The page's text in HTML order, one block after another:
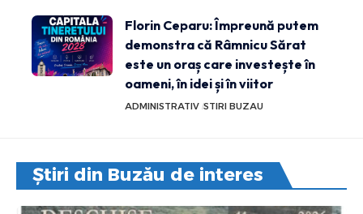
Florin Ceparu: Împreună putem
demonstra că Râmnicu Sărat
este un oraș care investește în
oameni, în idei și în viitor
ADMINISTRATIV STIRI BUZAU
Știri din Buzău de interes